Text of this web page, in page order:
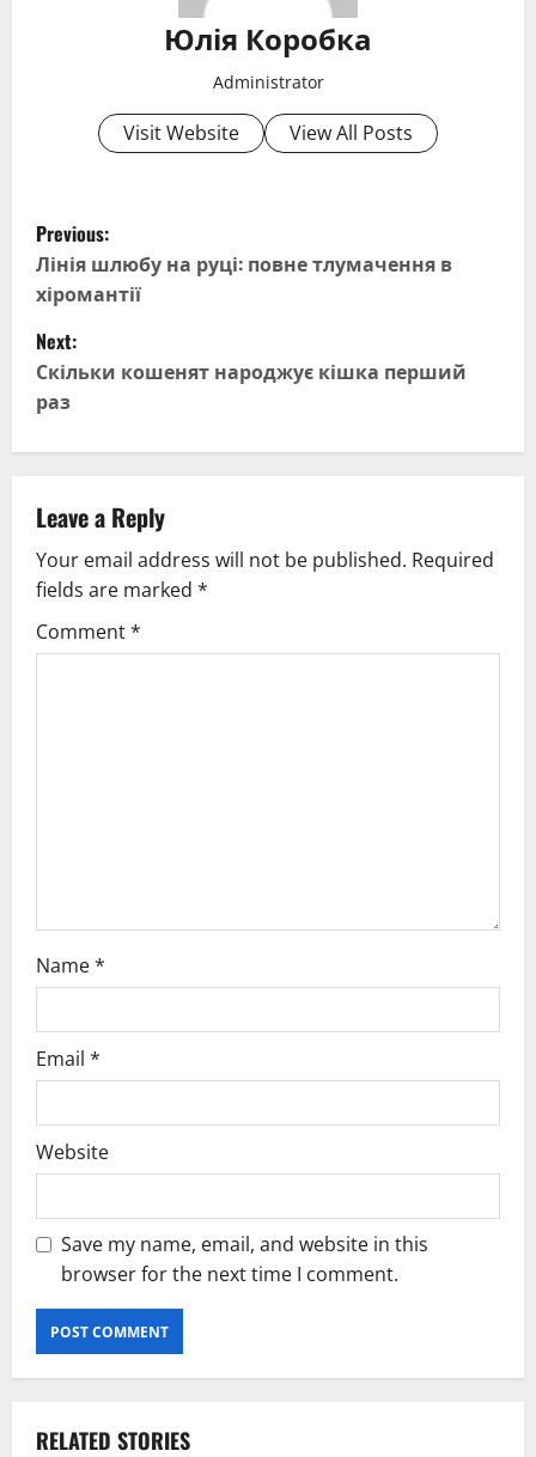
Юлія Коробка
Administrator
Visit Website View All Posts
P
o
s
t
n
v
i
g
Previous:
Лінія шлюбу на руці: повне тлумачення в
хіромантії
Next:
Скільки кошенят народжує кішка перший
раз
Leave a Reply
Your email address will not be published. Required
fields are marked *
Comment*
Name*
Email *
Website
Save my name, email, and website in this
browser for the next time I comment.
RELATED STORIES